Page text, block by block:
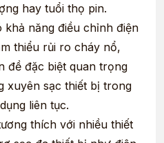
hay tuổi thọ pin.
khả năng điều chỉnh điện
thiểu rủi ro cháy nổ,
đề đặc biệt quan trọng
xuyên sạc thiết bị trong
liên tục.
thích với nhiều thiết